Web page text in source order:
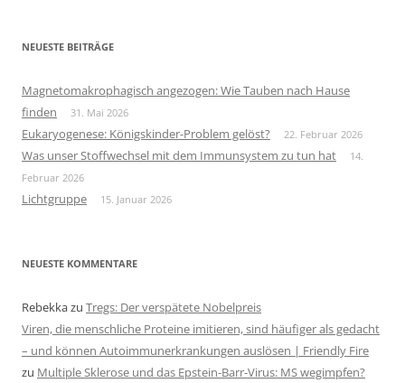
NEUESTE BEITRÄGE
Magnetomakrophagisch angezogen: Wie Tauben nach Hause
finden
31. Mai 2026
Eukaryogenese: Königskinder-Problem gelöst? 22. Februar 2026
Was unser Stoffwechsel mit dem Immunsystem zu tun hat
14.
Februar 2026
Lichtgruppe 15. Januar 2026
NEUESTE KOMMENTARE
Rebekkazu Tregs: Der verspätete Nobelpreis
Viren, die menschliche Proteine imitieren, sind häufiger als gedacht
– und können Autoimmunerkrankungen auslösen | Friendly Fire
zu Multiple Sklerose und das Epstein-Barr-Virus: MS wegimpfen?